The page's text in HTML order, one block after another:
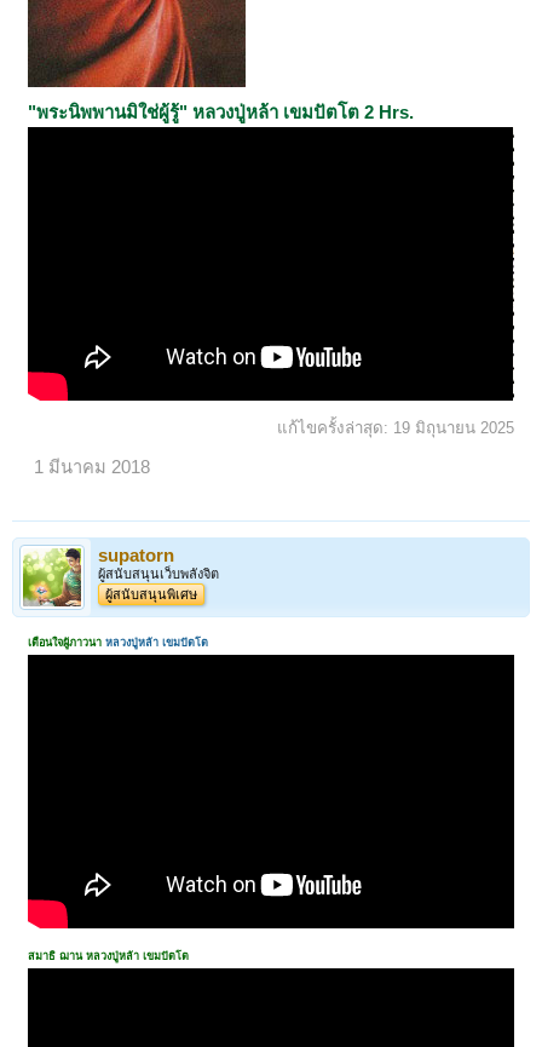
"พระนิพพานมิใช่ผู้รู้" หลวงปู่หล้า เขมปัตโต 2 Hrs.
แก้ไขครั้งล่าสุด: 19 มิถุนายน 2025
1 มีนาคม 2018
supatorn
ผู้สนับสนุนเว็บพลังจิต
ผู้สนับสนุนพิเศษ
เตือนใจผู้ภาวนา หลวงปู่หล้า เขมปัตโต
สมาธิ ฌาน หลวงปู่หล้า เขมปัตโต